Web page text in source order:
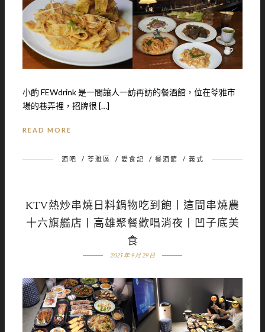
小酌 FEWdrink 是一間讓人一訪再訪的餐酒館，位在苓雅市
場的巷弄裡，招牌很 […]
READ MORE
酒吧 / 苓雅區 / 愛食記 / 餐酒館 / 義式
KTV熱炒串燒日料鍋物吃到飽丨這間串燒農
十六旗艦店丨高雄聚餐歡唱消夜丨凹子底美
食
2025 年 9 月 29 日